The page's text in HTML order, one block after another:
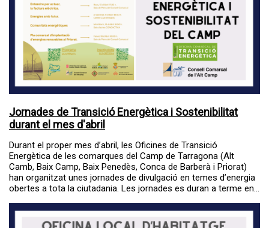
Jornades de Transició Energètica i Sostenibilitat
durant el mes d'abril
Durant el proper mes d’abril, les Oficines de Transició
Energètica de les comarques del Camp de Tarragona (Alt
Camb, Baix Camp, Baix Penedès, Conca de Barberà i Priorat)
han organitzat unes jornades de divulgació en temes d’energia
obertes a tota la ciutadania. Les jornades es duran a terme en...